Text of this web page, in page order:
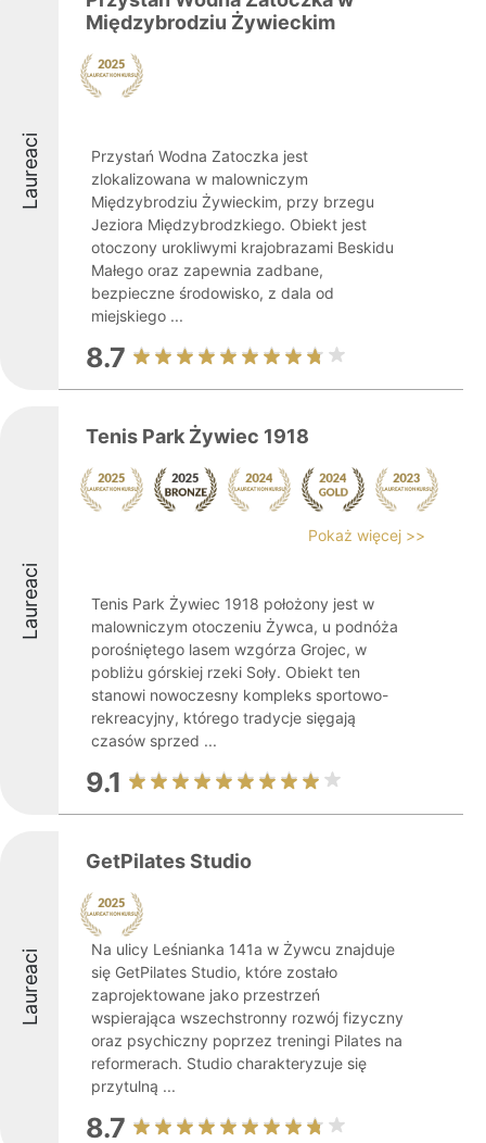
Laureaci
Międzybrodziu Żywieckim
Przystań Wodna Zatoczka jest
zlokalizowana w malowniczym
Międzybrodziu Żywieckim, przy brzegu
Jeziora Międzybrodzkiego. Obiekt jest
otoczony urokliwymi krajobrazami Beskidu
Małego oraz zapewnia zadbane,
bezpieczne środowisko, z dala od
miejskiego ...
8.7
Laureaci
Tenis Park Żywiec 1918
Pokaż więcej >>
Tenis Park Żywiec 1918 położony jest w
malowniczym otoczeniu Żywca, u podnóża
porośniętego lasem wzgórza Grojec, w
pobliżu górskiej rzeki Soły. Obiekt ten
stanowi nowoczesny kompleks sportowo-
rekreacyjny, którego tradycje sięgają
czasów sprzed ...
9.1
Laureaci
GetPilates Studio
Na ulicy Leśnianka 141a w Żywcu znajduje
się GetPilates Studio, które zostało
zaprojektowane jako przestrzeń
wspierająca wszechstronny rozwój fizyczny
oraz psychiczny poprzez treningi Pilates na
reformerach. Studio charakteryzuje się
przytulną ...
8.7